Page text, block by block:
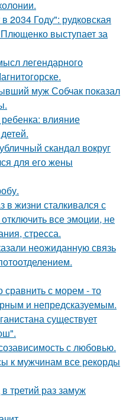
Году": рудковская
выступает за
легендарного
муж Собчак показал
влияние
скандал вокруг
для его жены
в жизни сталкивался с
все эмоции, не
стресса.
неожиданную связь
с морем - то
и непредсказуемым.
существует
с любовью.
к мужчинам все рекорды
третий раз замуж